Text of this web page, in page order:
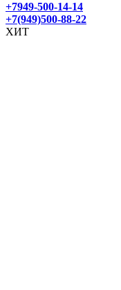
+7949-500-14-14
+7(949)500-88-22
ХИТ